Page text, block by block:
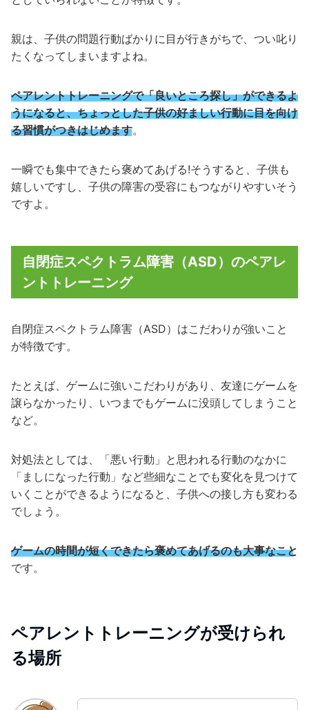
親は、子供の問題行動ばかりに目が行きがちで、つい叱り
たくなってしまいますよね。
ペアレントトレーニングで「良いところ探し」ができるよ
うになると、ちょっとした子供の好ましい行動に目を向け
る習慣がつきはじめます。
一瞬でも集中できたら褒めてあげる!そうすると、子供も
嬉しいですし、子供の障害の受容にもつながりやすいそう
ですよ。
自閉症スペクトラム障害（ASD）のペアレ
ントトレーニング
自閉症スペクトラム障害（ASD）はこだわりが強いこと
が特徴です。
たとえば、ゲームに強いこだわりがあり、友達にゲームを
譲らなかったり、いつまでもゲームに没頭してしまうこと
など。
対処法としては、「悪い行動」と思われる行動のなかに
「ましになった行動」など些細なことでも変化を見つけて
いくことができるようになると、子供への接し方も変わる
でしょう。
ゲームの時間が短くできたら褒めてあげるのも大事なこと
です。
ペアレントトレーニングが受けられ
る場所